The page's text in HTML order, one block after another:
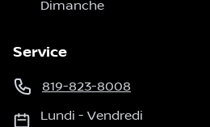
Dimanche
Service
819-823-8008
Lundi -Vendredi